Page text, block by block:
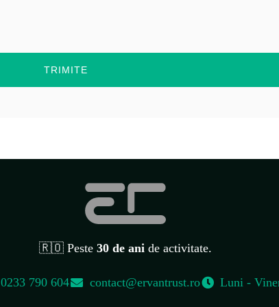
TRIMITE
🇷🇴 Peste 30 de ani de activitate.
0233 790 604 contact@ervantrust.ro Luni -